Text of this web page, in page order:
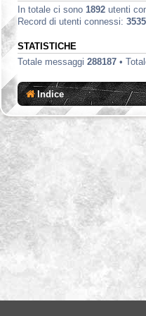
In totale ci sono 1892 utenti
Record di utenti connessi: 3535
STATISTICHE
Totale messaggi 288187 •
Indice